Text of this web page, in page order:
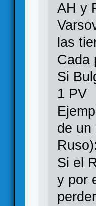
AH y
las
Cada
Si
1 PV
de
Si el
y por